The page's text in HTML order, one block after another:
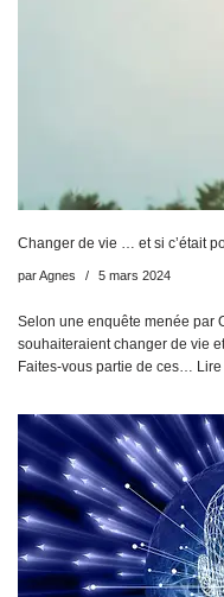
Changer de vie … et si c’était
parAgnes 5 mars 2024
Selon une enquête menée par
souhaiteraient changer de vie
Faites-vous partie de ces…